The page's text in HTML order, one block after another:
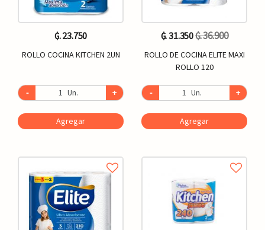
₲. 23.750
ROLLO COCINA KITCHEN 2UN
- Un. +
Agregar
₲. 31.350₲. 36.900
ROLLO DE COCINA ELITE MAXI
ROLLO 120
- Un. +
Agregar